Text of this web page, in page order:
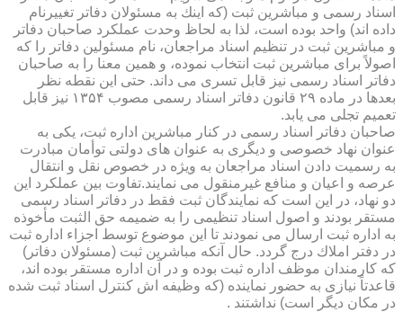
اسناد رسمی و مباشرین ثبت (كه اینك به مسئولان دفاتر تغییرنام
داده اند) واحد بوده است، لذا به لحاظ وحدت عملكرد صاحبان دفاتر
و مباشرین ثبت در تنظیم اسناد مراجعان، نام مسئولین دفاتر را كه
اصولاً برای مباشرین ثبت انتخاب نموده، و همین معنا را به صاحبان
دفاتر اسناد رسمی نیز قابل تسری می داند. حتی این نقطه نظر
بعدها در ماده ۲۹ قانون دفاتر اسناد رسمی مصوب ۱۳۵۴ نیز قابل
تعمیم تجلی می یابد.
صاحبان دفاتر اسناد رسمی در كنار مباشرین اداره ثبت، یكی به
عنوان نهاد خصوصی و دیگری به عنوان های دولتی توأمان مبادرت
به رسمیت دادن اسناد مراجعان به ویژه در خصوص نقل و انتقال
عرصه و اعیان و منافع غیرمنقول می نمایند.تفاوت بین عملكرد این
دو نهاد، در این است كه نمایندگان ثبت فقط در دفاتر اسناد رسمی
مستقر بودند و اصول اسناد تنظیمی را به ضمیمه حق الثبت مأخوذه
به اداره ثبت ارسال می نمودند تا این موضوع توسط اجزاء اداره ثبت
در دفتر املاك درج گردد. حال آنكه مباشرین ثبت (مسئولان دفاتر)
كه كارمندان موظف اداره ثبت بوده و در آن اداره مستقر بوده اند،
قاعدتاً نیازی به حضور نماینده (كه وظیفه اش كنترل اسناد ثبت شده
در مكان دیگر است) نداشتند .